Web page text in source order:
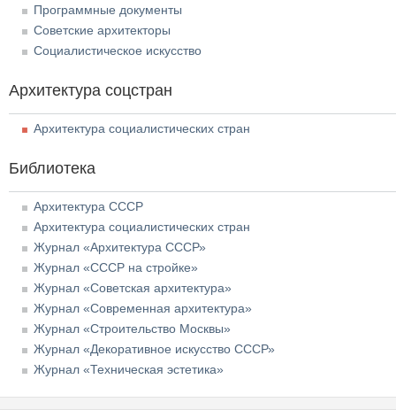
Программные документы
Советские архитекторы
Социалистическое искусство
Архитектура соцстран
Архитектура социалистических стран
Библиотека
Архитектура СССР
Архитектура социалистических стран
Журнал «Архитектура СССР»
Журнал «СССР на стройке»
Журнал «Советская архитектура»
Журнал «Современная архитектура»
Журнал «Строительство Москвы»
Журнал «Декоративное искусство СССР»
Журнал «Техническая эстетика»